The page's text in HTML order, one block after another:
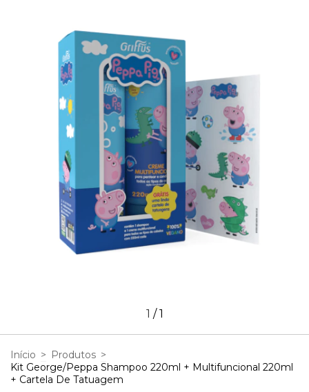
1 /1
Início > Produtos >
Kit George/Peppa Shampoo 220ml + Multifuncional 220ml
+ Cartela De Tatuagem